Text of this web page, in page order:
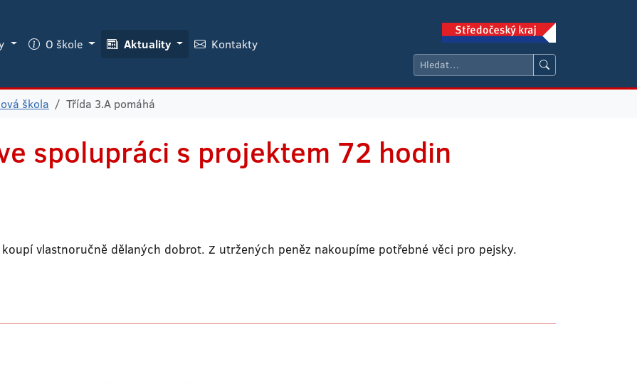
O škole Aktuality Kontakty
škola Třída 3.A pomáhá
spolupráci s projektem 72 hodin
vlastnoručně dělaných dobrot. Z utržených peněz nakoupíme potřebné věci pro pejsky.